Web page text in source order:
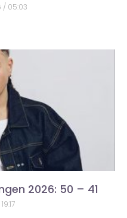
05:03
2026: 50 – 41
19:17